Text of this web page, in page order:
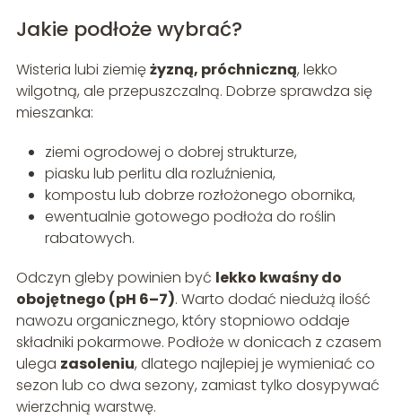
Jakie podłoże wybrać?
Wisteria lubi ziemiężyzną, próchniczną, lekko
wilgotną, ale przepuszczalną. Dobrze sprawdza się
mieszanka:
ziemi ogrodowej o dobrej strukturze,
piasku lub perlitu dla rozluźnienia,
kompostu lub dobrze rozłożonego obornika,
ewentualnie gotowego podłoża do roślin
rabatowych.
Odczyn gleby powinien być lekko kwaśny do
obojętnego (pH 6–7). Warto dodać niedużą ilość
nawozu organicznego, który stopniowo oddaje
składniki pokarmowe. Podłoże w donicach z czasem
ulega zasoleniu, dlatego najlepiej je wymieniać co
sezon lub co dwa sezony, zamiast tylko dosypywać
wierzchnią warstwę.